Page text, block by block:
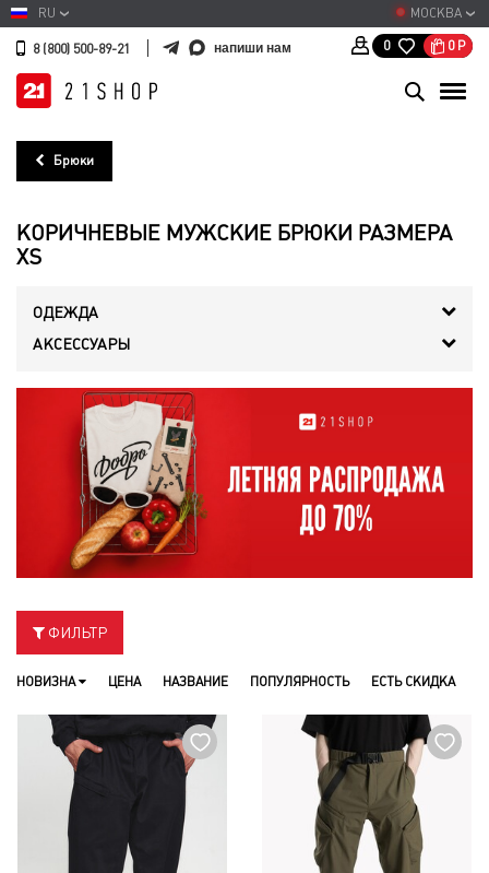
МОСКВА
RU
8 (800) 500-89-21 напиши нам 0 0 Р
Брюки
КОРИЧНЕВЫЕ МУЖСКИЕ БРЮКИ РАЗМЕРА
XS
ОДЕЖДА
АКСЕССУАРЫ
ФИЛЬТР
НОВИЗНА ЦЕНА НАЗВАНИЕ ПОПУЛЯРНОСТЬ ЕСТЬ СКИДКА